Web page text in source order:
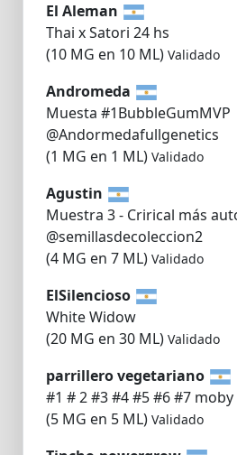
El Aleman
Thai x Satori 24 hs
(10 MG en 10 ML)Validado
Andromeda
Muesta #1BubbleGumMVP
@Andormedafullgenetics
(1 MG en 1 ML)Validado
Agustin
Muestra 3 - Crirical más
@semillasdecoleccion2
(4 MG en 7 ML)Validado
ElSilencioso
White Widow
(20 MG en 30 ML)Validado
parrillero vegetariano
#1 # 2 #3 #4 #5 #6 #7
(5 MG en 5 ML)Validado